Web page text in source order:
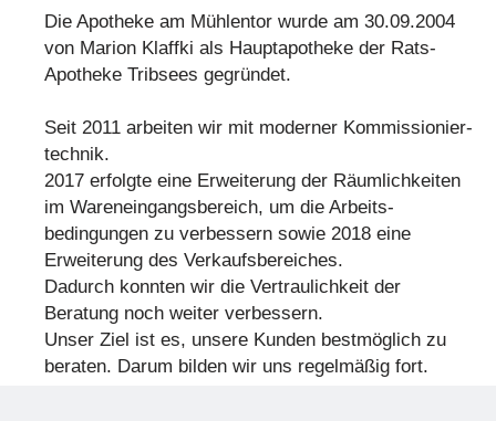
Die Apotheke am Mühlentor wurde am 30.09.2004
von Marion Klaffki als Hauptapotheke der Rats-
Apotheke Tribsees gegründet.
Seit 2011 arbeiten wir mit moderner Kommissionier­­
technik.
2017 erfolgte eine Erweiterung der Räumlich­keiten
im Wareneingangsbereich, um die Arbeits­
bedingungen zu verbessern sowie 2018 eine
Erweiterung des Verkaufs­bereiches.
Dadurch konnten wir die Vertraulichkeit der
Beratung noch weiter verbessern.
Unser Ziel ist es, unsere Kunden bestmöglich zu
beraten. Darum bilden wir uns regelmäßig fort.